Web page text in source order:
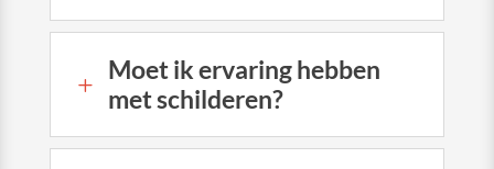
L
Moet ik ervaring hebben
met schilderen?